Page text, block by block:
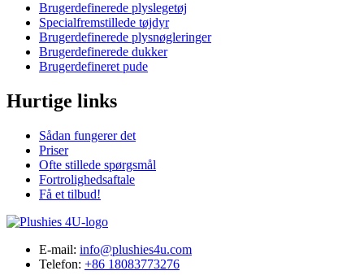
Brugerdefinerede plyslegetøj
Specialfremstillede tøjdyr
Brugerdefinerede plysnøgleringer
Brugerdefinerede dukker
Brugerdefineret pude
Hurtige links
Sådan fungerer det
Priser
Ofte stillede spørgsmål
Fortrolighedsaftale
Få et tilbud!
E-mail: info@plushies4u.com
Telefon: +86 18083773276